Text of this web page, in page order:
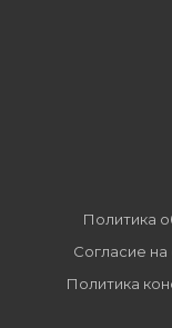
Политика
Согласие
Политика